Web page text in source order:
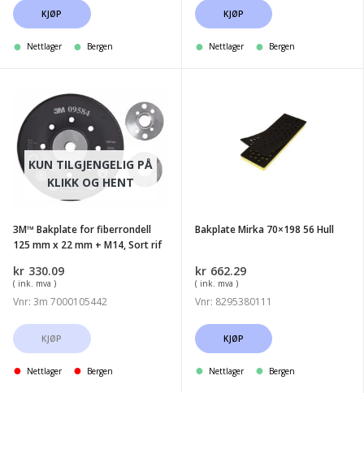
KJØP
Nettlager Bergen
KJØP
Nettlager Bergen
Bakplate
for
fiberrondell
125
22
+
M14,
rif
KUN TILGJENGELIG PÅ
KLIKK OG HENT
3M™ Bakplate for fiberrondell
125 mm x 22 mm + M14, Sort rif
kr 330.09
( ink. mva )
Vnr: 3m 7000105442
KJØP
Nettlager Bergen
Bakplate Mirka 70×198 56 Hull
kr 662.29
( ink. mva )
Vnr: 8295380111
KJØP
Nettlager Bergen